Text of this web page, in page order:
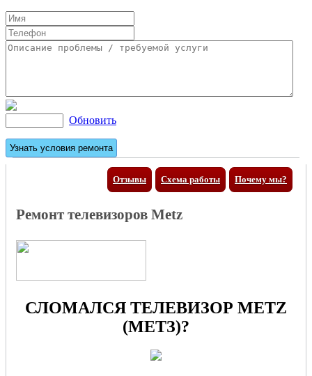
Обновить
Отзывы Почему мы?
Схема работы
Ремонт телевизоров Metz
СЛОМАЛСЯ ТЕЛЕВИЗОР METZ
(МЕТЗ)?